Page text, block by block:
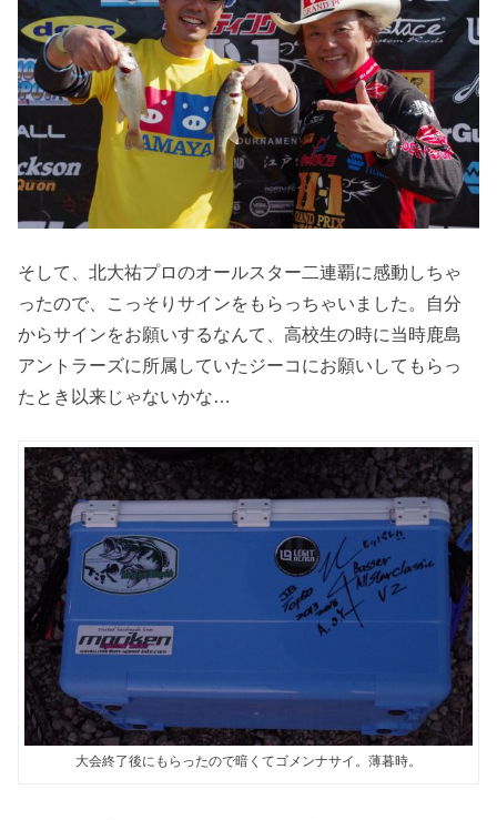
そして、北大祐プロのオールスター二連覇に感動しちゃ
ったので、こっそりサインをもらっちゃいました。自分
からサインをお願いするなんて、高校生の時に当時鹿島
アントラーズに所属していたジーコにお願いしてもらっ
たとき以来じゃないかな…
大会終了後にもらったので暗くてゴメンナサイ。薄暮時。